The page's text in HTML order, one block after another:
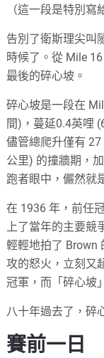
（這一段是特別寫
告別了衛斯理尖叫
時候了。從 Mile
最後的碎心坡。
碎心坡是一段在
間)，蔓延0.4英哩
儘管總爬升僅有
公里) 的撞牆期，
跑者眼中，儼然就
在 1936 年，前任
上了當年的主要競
輕輕地拍了 Brown
攻的怒火，立刻又
冠軍，而「碎心坡
八十年過去了，碎
賽前一日